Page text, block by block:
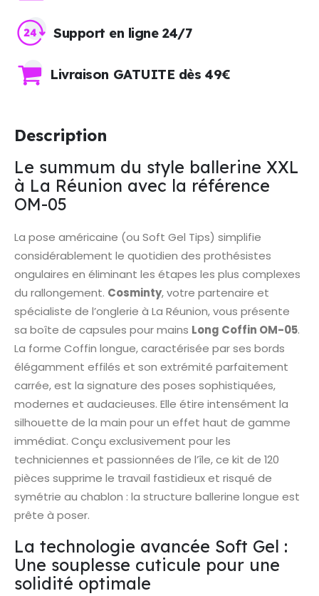
Support en ligne 24/7
Livraison GATUITE dès 49€
Description
Le summum du style ballerine XXL
à La Réunion avec la référence
OM-05
La pose américaine (ou Soft Gel Tips) simplifie
considérablement le quotidien des prothésistes
ongulaires en éliminant les étapes les plus complexes
du rallongement. Cosminty, votre partenaire et
spécialiste de l’onglerie à La Réunion, vous présente
sa boîte de capsules pour mains Long Coffin OM-05.
La forme Coffin longue, caractérisée par ses bords
élégamment effilés et son extrémité parfaitement
carrée, est la signature des poses sophistiquées,
modernes et audacieuses. Elle étire intensément la
silhouette de la main pour un effet haut de gamme
immédiat. Conçu exclusivement pour les
techniciennes et passionnées de l’île, ce kit de 120
pièces supprime le travail fastidieux et risqué de
symétrie au chablon : la structure ballerine longue est
prête à poser.
La technologie avancée Soft Gel :
Une souplesse cuticule pour une
solidité optimale